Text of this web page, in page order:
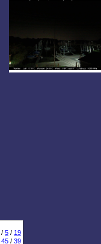
/ 5 / 19
45 / 39